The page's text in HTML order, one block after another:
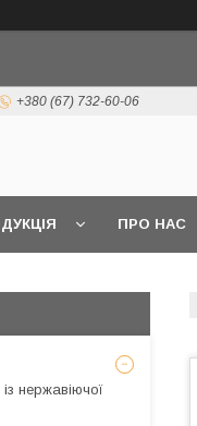
+380 (67) 732-60-06
ПРО НАС
нержавіючої